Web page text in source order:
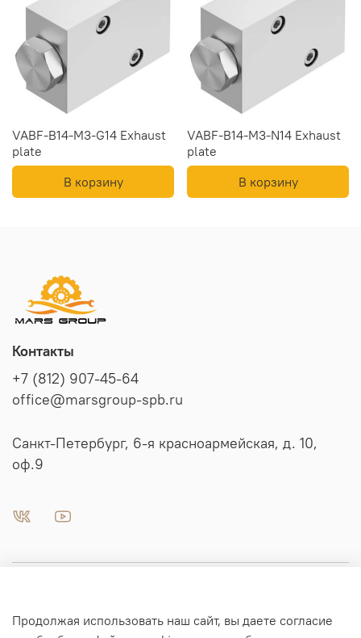
VABF-B14-M3-G14 Exhaust
plate
В корзину
VABF-B14-M3-N14 Exhaust
plate
В корзину
Гидравлика
Контакты
+7 (812) 907-45-64
office@marsgroup-spb.ru
Санкт-Петербург, 6-я красноармейская, д. 10,
оф.9
Продолжая использовать наш сайт, вы даете согласие